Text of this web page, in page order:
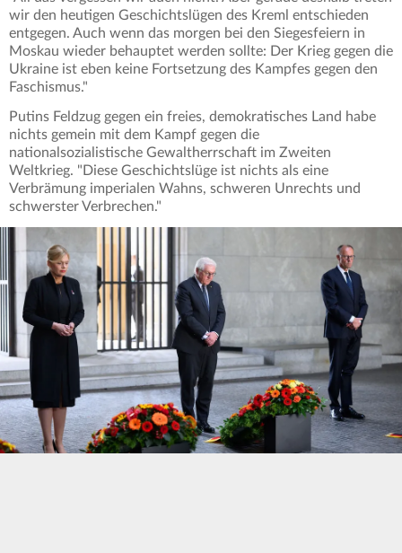
wir den heutigen Geschichtslügen des Kreml entschieden
entgegen. Auch wenn das morgen bei den Siegesfeiern in
Moskau wieder behauptet werden sollte: Der Krieg gegen die
Ukraine ist eben keine Fortsetzung des Kampfes gegen den
Faschismus."
Putins Feldzug gegen ein freies, demokratisches Land habe
nichts gemein mit dem Kampf gegen die
nationalsozialistische Gewaltherrschaft im Zweiten
Weltkrieg. "Diese Geschichtslüge ist nichts als eine
Verbrämung imperialen Wahns, schweren Unrechts und
schwerster Verbrechen."